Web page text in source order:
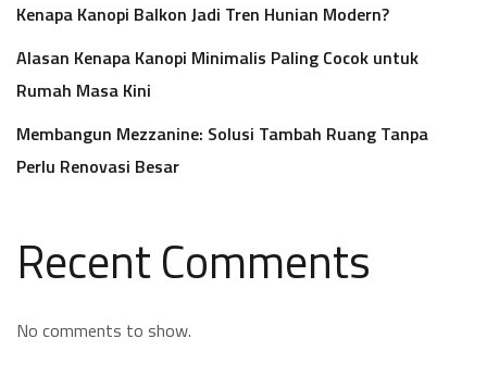
Kenapa Kanopi Balkon Jadi Tren Hunian Modern?
Alasan Kenapa Kanopi Minimalis Paling Cocok untuk
Rumah Masa Kini
Membangun Mezzanine: Solusi Tambah Ruang Tanpa
Perlu Renovasi Besar
Recent Comments
No comments to show.